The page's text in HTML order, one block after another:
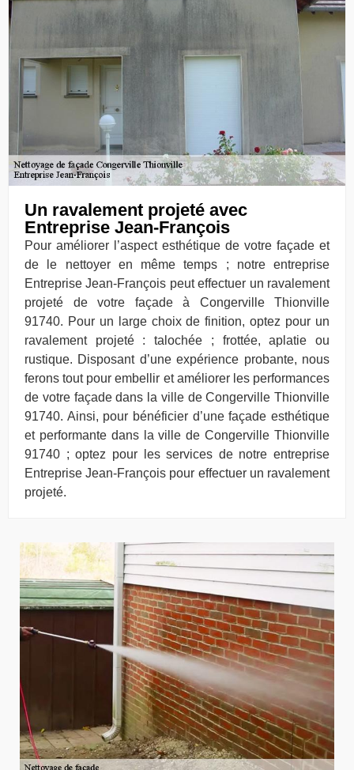
Un ravalement projeté avec
Entreprise Jean-François
Pour améliorer l’aspect esthétique de votre façade et
de le nettoyer en même temps ; notre entreprise
Entreprise Jean-François peut effectuer un ravalement
projeté de votre façade à Congerville Thionville
91740. Pour un large choix de finition, optez pour un
ravalement projeté : talochée ; frottée, aplatie ou
rustique. Disposant d’une expérience probante, nous
ferons tout pour embellir et améliorer les performances
de votre façade dans la ville de Congerville Thionville
91740. Ainsi, pour bénéficier d’une façade esthétique
et performante dans la ville de Congerville Thionville
91740 ; optez pour les services de notre entreprise
Entreprise Jean-François pour effectuer un ravalement
projeté.